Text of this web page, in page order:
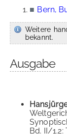
■ Bern,
Weitere
bekannt.
Ausgabe
Bd. II/1.2: